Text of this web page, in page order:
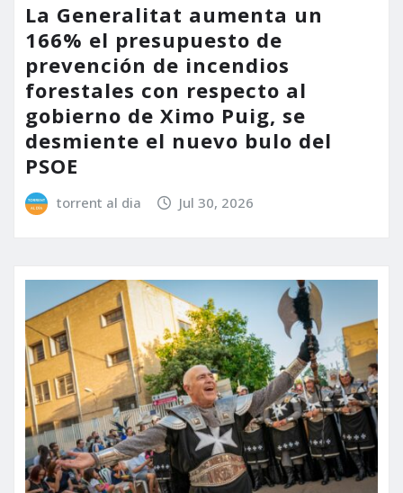
La Generalitat aumenta un
166% el presupuesto de
prevención de incendios
forestales con respecto al
gobierno de Ximo Puig, se
desmiente el nuevo bulo del
PSOE
torrent al dia Jul 30, 2026